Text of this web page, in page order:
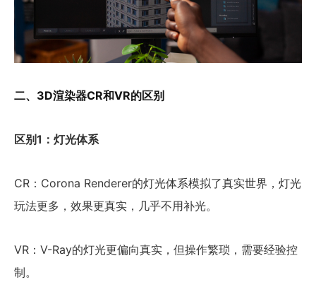
二、3D渲染器CR和VR的区别
区别1：灯光体系
CR：Corona Renderer的灯光体系模拟了真实世界，灯光
玩法更多，效果更真实，几乎不用补光。
VR：V-Ray的灯光更偏向真实，但操作繁琐，需要经验控
制。